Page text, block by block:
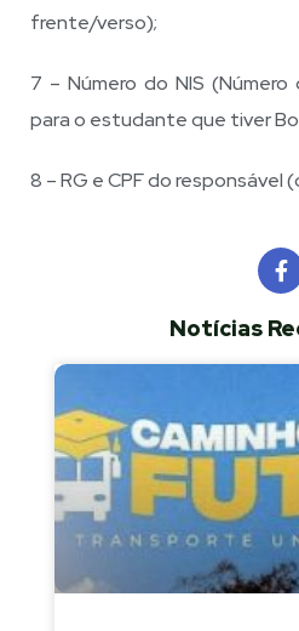
frente/verso);
7 – Número do NIS
para o estudante que tiver
8 – RG e CPF do responsável
Notícias